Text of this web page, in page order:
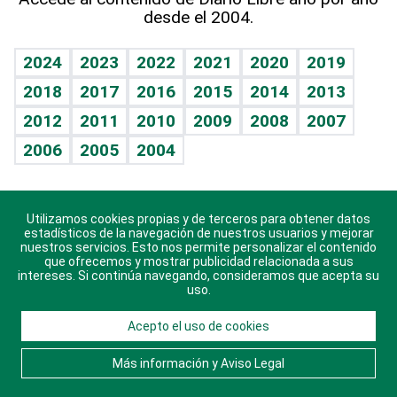
Vida y familia
Eñe
Celebrando la vida
Sin complejos
En pocas palabras
Escuchando al corazón
Economía Personal
TBT Deportivo
Guía del dinero
Horóscopos
Crucigramas
desde el 2004.
2024 2023 2022 2021 2020
2019
2018
2017 2016 2015 2014
2013
2012
2011 2010 2009 2008
2007
2006
2005 2004
Descarga nuestras aplicaciones para Android, iOS y
sistema Huawei.
© 2021 Diario Libre, todos los derechos reservados.
Consulta elAviso Legal. Ponte en Contacto
nosotros y conoce más sobre Diario Libre
Utilizamos cookies propias y de terceros para obtener datos
estadísticos de la navegación de nuestros usuarios y mejorar
nuestros servicios. Esto nos permite personalizar el contenido
que ofrecemos y mostrar publicidad relacionada a sus
intereses. Si continúa navegando, consideramos que acepta su
uso.
Acepto el uso de cookies
Más información y Aviso Legal